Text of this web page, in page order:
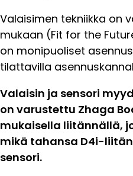
Valaisimen tekniikka on
mukaan (Fit for the
on monipuoliset
tilattavilla
Valaisin ja sensori
on varustettu Zhaga
mukaisella liitännällä,
mikä tahansa D4i-
sensori.